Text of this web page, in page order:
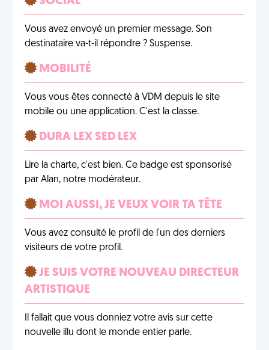
Vous avez envoyé un premier message. Son
destinataire va-t-il répondre ? Suspense.
MOBILITÉ
Vous vous êtes connecté à VDM depuis le site
mobile ou une application. C'est la classe.
DURA LEX SED LEX
Lire la charte, c'est bien. Ce badge est sponsorisé
par Alan, notre modérateur.
MOI AUSSI, JE VEUX VOIR TA TÊTE
Vous avez consulté le profil de l'un des derniers
visiteurs de votre profil.
JE SUIS VOTRE NOUVEAU DIRECTEUR
ARTISTIQUE
Il fallait que vous donniez votre avis sur cette
nouvelle illu dont le monde entier parle.